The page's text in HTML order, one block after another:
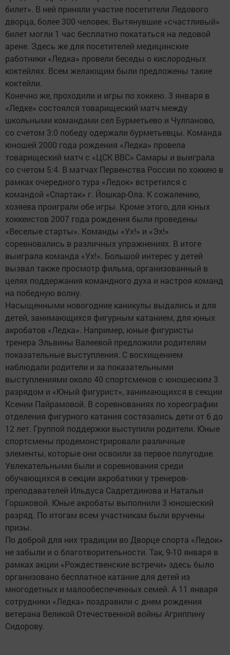
билет». В ней приняли участие посетители Ледового
дворца, более 300 человек. Вытянувшие «счастливый»
билет могли 1 час бесплатно покататься на ледовой
арене. Здесь же для посетителей медицинские
работники «Ледка» провели беседы о кислородных
коктейлях. Всем желающим были предложены такие
коктейли.
Конечно же, проходили и игры по хоккею. 3 января в
«Ледке» состоялся товарищеский матч между
школьными командами сел Бурметьево и Чулпаново,
со счетом 3:0 победу одержали бурметьевцы. Команда
юношей 2000 года рождения «Ледка» провела
товарищеский матч с «ЦСК ВВС» Самары и выиграла
со счетом 5:4. В матчах Первенства России по хоккею в
рамках очередного тура «Ледок» встретился с
командой «Спартак» г. Йошкар-Ола. К сожалению,
хозяева проиграли обе игры. Кроме этого, для юных
хоккеистов 2007 года рождения были проведены
«Веселые старты». Команды «Ух!» и «Эх!»
соревновались в различных упражнениях. В итоге
выиграла команда «Ух!». Большой интерес у детей
вызвал также просмотр фильма, организованный в
целях поддержания командного духа и настроя команд
на победную волну.
Насыщенными новогодние каникулы выдались и для
детей, занимающихся фигурным катанием, для юных
акробатов «Ледка». Например, юные фигуристы
тренера Эльвины Валеевой предложили родителям
показательные выступления. С восхищением
наблюдали родители и за показательными
выступлениями около 40 спортсменов с юношеским 3
разрядом и «Юный фигурист», занимающихся в секции
Ксении Пайрамовой. В соревнованиях по хореографии
отделения фигурного катания состязались дети от 6 до
12 лет. Группой поддержки выступили родители. Юные
спортсмены продемонстрировали различные
элементы, которые они освоили за первое полугодие.
Увлекательными были и соревнования среди
обучающихся в секции акробатики у тренеров-
преподавателей Ильдуса Садретдинова и Натальи
Горшковой. Юные акробаты выполнили 3 юношеский
разряд. По итогам всем участникам были вручены
призы.
По доброй для них традиции во Дворце спорта «Ледок»
не забыли и о благотворительности. Так, 9-10 января в
рамках акции «Рождественские встречи» здесь было
организовано бесплатное катание для детей из
многодетных и малообеспеченных семей. А 11 января
сотрудники «Ледка» поздравили с днем рождения
ветерана Великой Отечественной войны Агриппину
Сидорову.